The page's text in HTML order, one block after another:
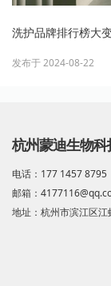
洗护品牌排行榜大
发布于 2024-08-22
杭州蒙迪生物科
电话：177 1457 8795
邮箱：
地址：杭州市滨江区